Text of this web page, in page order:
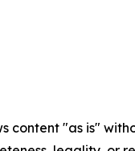
content "as is"